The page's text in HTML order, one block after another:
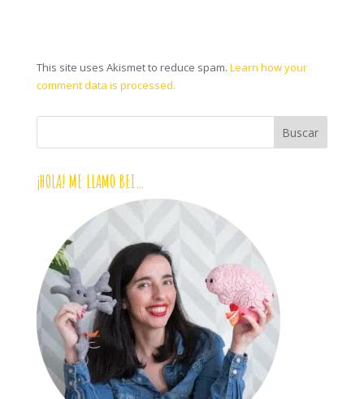
This site uses Akismet to reduce spam. Learn how your
comment data is processed.
¡HOLA! ME LLAMO BEI…